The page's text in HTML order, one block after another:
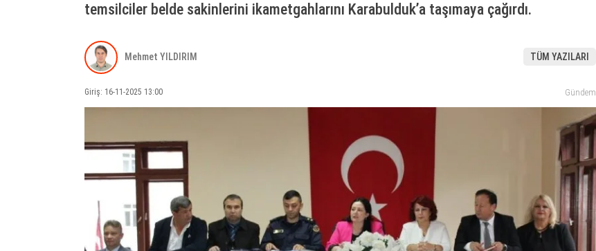
temsilciler belde sakinlerini ikametgahlarını Karabulduk’a taşımaya çağırdı.
Mehmet YILDIRIM TÜM YAZILARI
Giriş: 16-11-2025 13:00 Gündem